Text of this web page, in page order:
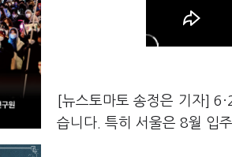
[뉴스토마토 송정은 기자]
습니다. 특히 서울은 8월 입